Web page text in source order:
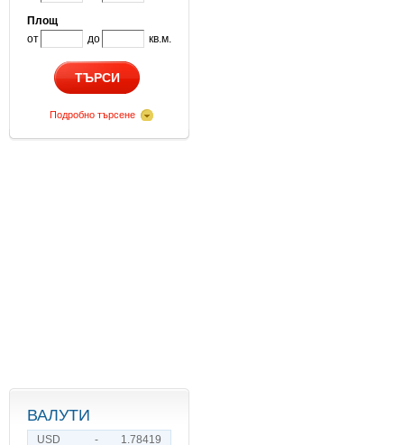
Площ
от
до кв.м.
ТЪРСИ
Подробно търсене
ВАЛУТИ
USD -
1.78419